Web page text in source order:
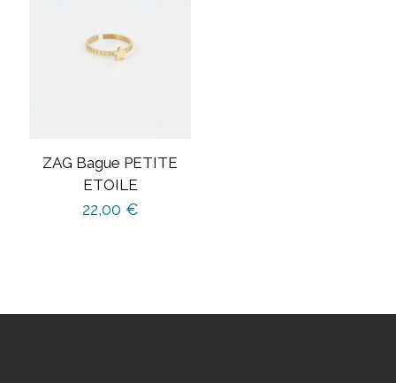
ZAG Bague PETITE
ETOILE
22,00 €